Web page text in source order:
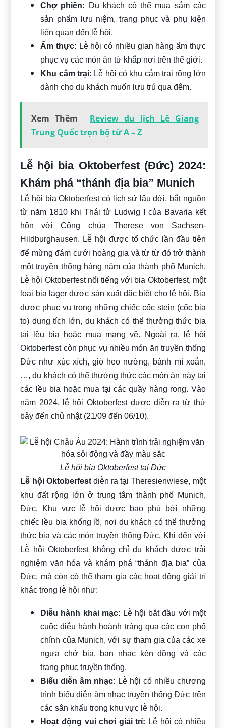
Chợ phiên: Du khách có thể mua sắm các
sản phẩm lưu niệm, trang phục và phụ kiện
liên quan đến lễ hội.
Ẩm thực: Lễ hội có nhiều gian hàng ẩm thực
phục vụ các món ăn từ khắp nơi trên thế giới.
Khu cắm trại: Lễ hội có khu cắm trại rộng lớn
dành cho du khách muốn lưu trú qua đêm.
Xem Thêm
Review du lịch Lệ Giang
Trung Quốc trọn bộ từ A – Z
Lễ hội bia Oktoberfest (Đức) 2024:
Khám phá “thánh địa bia” Munich
Lễ hội bia Oktoberfest có lịch sử lâu đời, bắt nguồn
từ năm 1810 khi Thái tử Ludwig I của Bavaria kết
hôn với Công chúa Therese von Sachsen-
Hildburghausen. Lễ hội được tổ chức lần đầu tiên
để mừng đám cưới hoàng gia và từ từ đó trở thành
một truyền thống hàng năm của thành phố Munich.
Lễ hội Oktoberfest nổi tiếng với bia Oktoberfest, một
loại bia lager được sản xuất đặc biệt cho lễ hội. Bia
được phục vụ trong những chiếc cốc stein (cốc bia
to) dung tích lớn, du khách có thể thưởng thức bia
tại lều bia hoặc mua mang về. Ngoài ra, lễ hội
Oktoberfest còn phục vụ nhiều món ăn truyền thống
Đức như xúc xích, giò heo nướng, bánh mì xoắn,
…, du khách có thể thưởng thức các món ăn này tại
các lều bia hoặc mua tại các quầy hàng rong. Vào
năm 2024, lễ hội Oktoberfest được diễn ra từ thứ
bảy đến chủ nhật (21/09 đến 06/10).
Lễ hội bia Oktoberfest tại Đức
Lễ hội Oktoberfest diễn ra tại Theresienwiese, một
khu đất rộng lớn ở trung tâm thành phố Munich,
Đức. Khu vực lễ hội được bao phủ bởi những
chiếc lều bia khổng lồ, nơi du khách có thể thưởng
thức bia và các món truyền thống Đức. Khi đến với
Lễ hội Oktoberfest không chỉ du khách được trải
nghiệm văn hóa và khám phá “thánh địa bia” của
Đức, mà còn có thể tham gia các hoạt động giải trí
khác trong lễ hội như:
Diễu hành khai mạc: Lễ hội bắt đầu với một
cuộc diễu hành hoành tráng qua các con phố
chính của Munich, với sự tham gia của các xe
ngựa chở bia, ban nhạc kèn đồng và các
trang phục truyền thống.
Biểu diễn âm nhạc: Lễ hội có nhiều chương
trình biểu diễn âm nhạc truyền thống Đức trên
các sân khấu trong khu vực lễ hội.
Hoạt động vui chơi giải trí: Lễ hội có nhiều